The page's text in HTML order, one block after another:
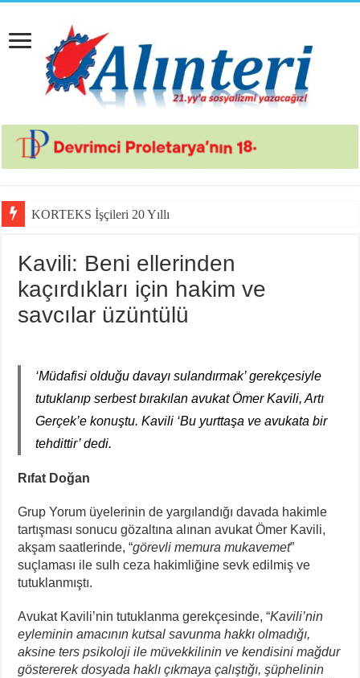
KORTEKS İşçileri 20 Yıllık Sultaya Karşı
Kavili: Beni ellerinden
kaçırdıkları için hakim ve
savcılar üzüntülü
‘Müdafisi olduğu davayı sulandırmak’ gerekçesiyle
tutuklanıp serbest bırakılan avukat Ömer Kavili, Artı
Gerçek’e konuştu. Kavili ‘Bu yurttaşa ve avukata bir
tehdittir’ dedi.
Rıfat Doğan
Grup Yorum üyelerinin de yargılandığı davada hakimle
tartışması sonucu gözaltına alınan avukat Ömer Kavili,
akşam saatlerinde, “görevli memura mukavemet”
suçlaması ile sulh ceza hakimliğine sevk edilmiş ve
tutuklanmıştı.
Avukat Kavili’nin tutuklanma gerekçesinde, “Kavili’nin
eyleminin amacının kutsal savunma hakkı olmadığı,
aksine ters psikoloji ile müvekkilinin ve kendisini mağdur
göstererek dosyada haklı çıkmaya çalıştığı, şüphelinin